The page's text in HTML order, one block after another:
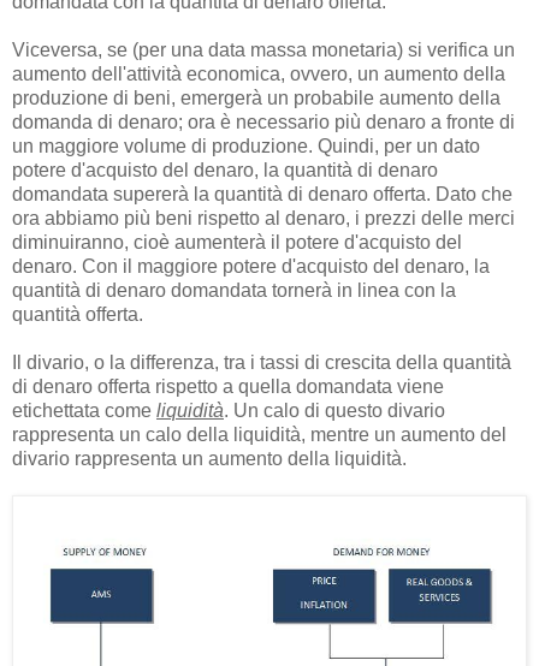
Viceversa, se (per una data massa monetaria) si verifica un
aumento dell'attività economica, ovvero, un aumento della
produzione di beni, emergerà un probabile aumento della
domanda di denaro; ora è necessario più denaro a fronte di
un maggiore volume di produzione. Quindi, per un dato
potere d'acquisto del denaro, la quantità di denaro
domandata supererà la quantità di denaro offerta. Dato che
ora abbiamo più beni rispetto al denaro, i prezzi delle merci
diminuiranno, cioè aumenterà il potere d'acquisto del
denaro. Con il maggiore potere d'acquisto del denaro, la
quantità di denaro domandata tornerà in linea con la
quantità offerta.
Il divario, o la differenza, tra i tassi di crescita della quantità
di denaro offerta rispetto a quella domandata viene
etichettata come liquidità. Un calo di questo divario
rappresenta un calo della liquidità, mentre un aumento del
divario rappresenta un aumento della liquidità.